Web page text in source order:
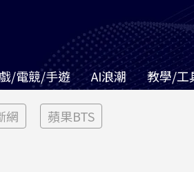
/電競/手遊 AI浪潮 教學/工
網 蘋果BTS